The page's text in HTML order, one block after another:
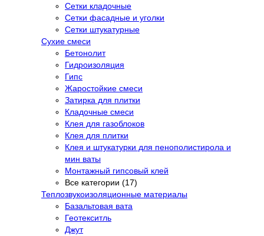
Сетки кладочные
Сетки фасадные и уголки
Сетки штукатурные
Сухие смеси
Бетонолит
Гидроизоляция
Гипс
Жаростойкие смеси
Затирка для плитки
Кладочные смеси
Клея для газоблоков
Клея для плитки
Клея и штукатурки для пенополистирола и
мин ваты
Монтажный гипсовый клей
Все категории (17)
Теплозвукоизоляционные материалы
Базальтовая вата
Геотекситль
Джут